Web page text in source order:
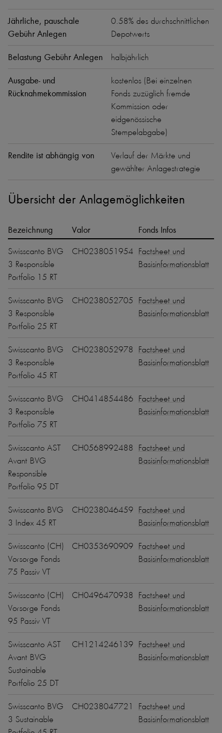
Jährliche, pauschale
Gebühr Anlegen
0.58% des durchschnittlichen
Depotwerts
Belastung Gebühr Anlegen halbjährlich
Ausgabe- und
Rücknahmekommission
kostenlos (Bei einzelnen
Fonds zuzüglich fremde
Kommission oder
eidgenössische
Stempelabgabe)
Rendite ist abhängig von
Verlauf der Märkte und
gewählter Anlagestrategie
Übersicht der Anlagemöglichkeiten
Bezeichnung Valor Fonds Infos
Swisscanto BVG
3 Responsible
Portfolio 15 RT
CH0238051954 Factsheet und
Basisinformationsblatt
Swisscanto BVG
3 Responsible
Portfolio 25 RT
CH0238052705 Factsheet und
Basisinformationsblatt
Swisscanto BVG
3 Responsible
Portfolio 45 RT
CH0238052978 Factsheet und
Basisinformationsblatt
Swisscanto BVG
3 Responsible
Portfolio 75 RT
CH0414854486 Factsheet und
Basisinformationsblatt
Swisscanto AST
Avant BVG
Responsible
Portfolio 95 DT
CH0568992488 Factsheet und
Basisinformationsblatt
Swisscanto BVG
3 Index 45 RT
CH0238046459 Factsheet und
Basisinformationsblatt
Swisscanto (CH)
Vorsorge Fonds
75 Passiv VT
CH0353690909 Factsheet und
Basisinformationsblatt
Swisscanto (CH)
Vorsorge Fonds
95 Passiv VT
CH0496470938 Factsheet und
Basisinformationsblatt
Swisscanto AST
Avant BVG
Sustainable
Portfolio 25 DT
CH1214246139 Factsheet und
Basisinformationsblatt
Swisscanto BVG
3 Sustainable
CH0238047721
Factsheet und
Basisinformationsblatt